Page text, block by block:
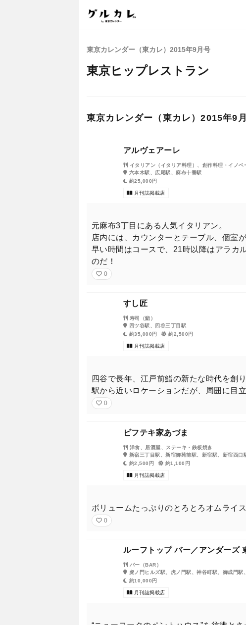
東京カレンダー（東カレ）2015年9月号
東京ヒップレストラン
東京カレンダー（東カレ）2015年9
アルヴェアーレ
イタリアン（イタリア料理）、創作料理・イノベ
六本木駅、広尾駅、麻布十番駅
約25,000円
月刊誌掲載店
元麻布3丁目にある人気イタリアン。
店内には、カウンターとテーブル、個室
早い時間はコースで、21時以降はアラカ
のだ！
0
すし匠
寿司（鮨）
四ツ谷駅、四谷三丁目駅
約35,000円
約2,500円
月刊誌掲載店
四谷で長年、江戸前鮨の新たな時代を創
駅から近いロケーションだが、周囲に目
0
ビフテキ家あづま
洋食、居酒屋、ステーキ・鉄板焼き
新宿三丁目駅、新宿御苑前駅、新宿駅、新宿西口
約2,500円
約1,100円
月刊誌掲載店
ボリュームたっぷりのとろとろオムライ
0
ルーフトップ バー／アンダーズ
バー（BAR）
虎ノ門ヒルズ駅、虎ノ門駅、神谷町駅、御成門駅
約10,000円
月刊誌掲載店